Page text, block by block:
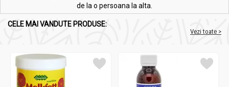
de la o persoana la alta.
CELE MAI VANDUTE PRODUSE:
Vezi toate >